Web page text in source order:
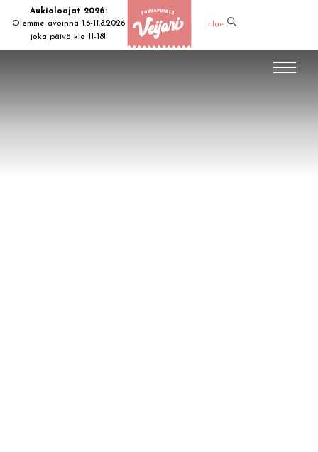
Aukioloajat 2026:
Olemme avoinna 1.6-11.8.2026
joka päivä klo 11-18!
Hae